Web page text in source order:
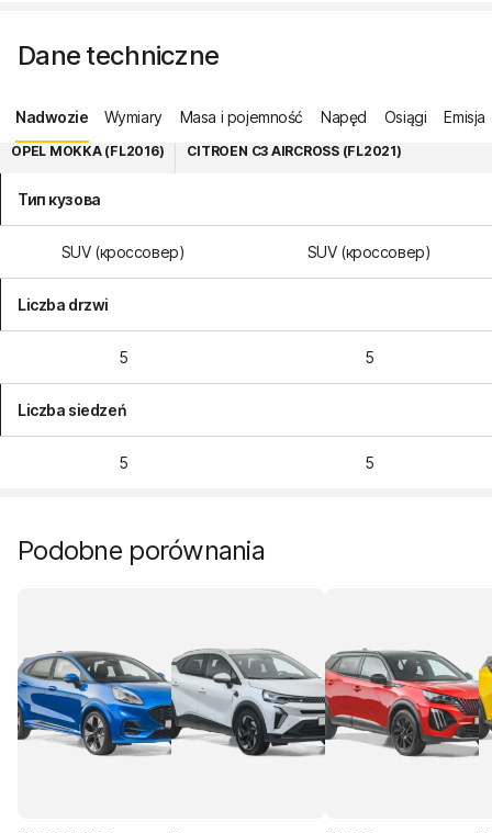
Dane techniczne
Nadwozie Wymiary Masa i pojemność Napęd Osiągi Emisja
OPEL MOKKA (FL2016) CITROEN C3 AIRCROSS (FL2021)
Тип кузова
SUV (кроссовер) SUV (кроссовер)
Liczba drzwi
5 5
Liczba siedzeń
5 5
Podobne porównania